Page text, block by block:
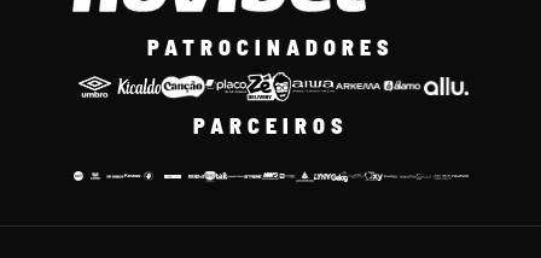
PATROCINADORES
PARCEIROS